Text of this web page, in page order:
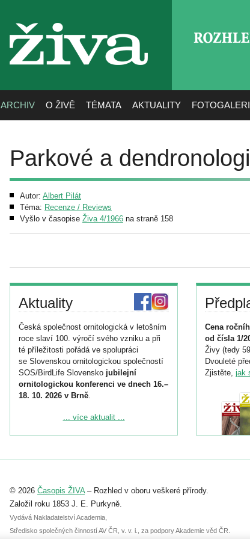
živa
ARCHIV O ŽIVĚ TÉMATA AKTUALITY
Parkové a
Autor: Albert Pilát
Téma: Recenze / Reviews
Vyšlo v časopise Živa 4/1966 na straně 158
Aktuality
Česká společnost ornitologická v letošním
roce slaví 100. výročí svého vzniku a při
té příležitosti pořádá ve spolupráci
se Slovenskou ornitologickou společností
SOS/BirdLife Slovensko jubilejní
ornitologickou konferenci ve dnech 16.–
18. 10. 2026 v Brně.
Podrobnější informace ke konferenci
Registrovat se můžete do 6. září.
abstraktu přihlášené přednášky nebo
posteru je už 30. června.
... více aktualit ...
Cena
od čísla 1/
Živy (tedy
Dvouleté
Zjistěte, jak
© 2026 Časopis ŽIVA– Rozhled v oboru veškeré přírody.
Založil roku 1853 J. E. Purkyně.
Vydává Nakladatelství Academia,
Středisko společných činností AV ČR, v. v. i., za podpory Akademie věd ČR.